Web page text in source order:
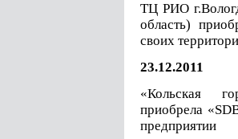
ТЦ РИО
область)
своих
23.12.2011
«Кольская
приобрела
предприятии